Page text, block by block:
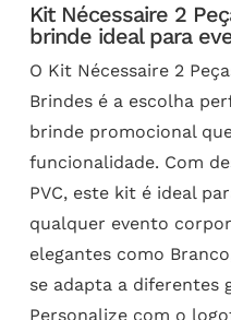
Kit Nécessaire 2
brinde ideal para
O Kit Nécessaire 2
Brindes é a escolha
brinde promocional
funcionalidade. Com
PVC, este kit é ideal
qualquer evento
elegantes como
se adapta a diferentes
Personalize com o